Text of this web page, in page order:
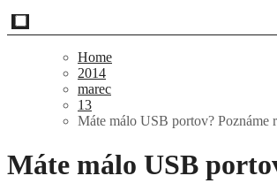
Home
2014
marec
13
Máte málo USB portov? Poznáme
Máte málo USB